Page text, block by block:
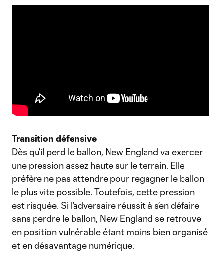
Transition défensive
Dès qu’il perd le ballon, New England va exercer
une pression assez haute sur le terrain. Elle
préfère ne pas attendre pour regagner le ballon
le plus vite possible. Toutefois, cette pression
est risquée. Si l’adversaire réussit à s’en défaire
sans perdre le ballon, New England se retrouve
en position vulnérable étant moins bien organisé
et en désavantage numérique.